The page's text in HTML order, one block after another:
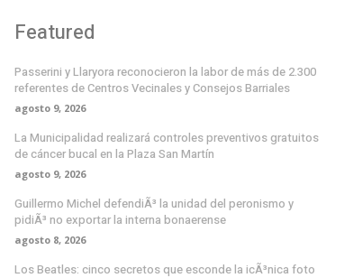
Featured
Passerini y Llaryora reconocieron la labor de más de 2.300
referentes de Centros Vecinales y Consejos Barriales
agosto 9, 2026
La Municipalidad realizará controles preventivos gratuitos
de cáncer bucal en la Plaza San Martín
agosto 9, 2026
Guillermo Michel defendiÃ³ la unidad del peronismo y
pidiÃ³ no exportar la interna bonaerense
agosto 8, 2026
Los Beatles: cinco secretos que esconde la icÃ³nica foto